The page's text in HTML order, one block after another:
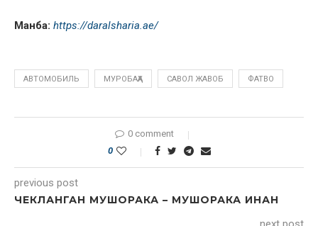
Манба: https://daralsharia.ae/
АВТОМОБИЛЬ МУРОБАҲА САВОЛ ЖАВОБ ФАТВО
0 comment
0
previous post
ЧЕКЛАНГАН МУШОРАКА – МУШОРАКА ИНАН